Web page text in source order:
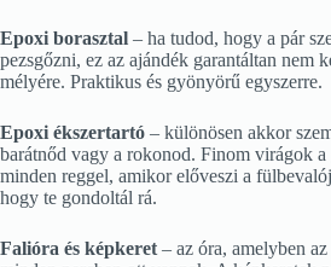
Epoxi borasztal – ha tudod, hogy a pár
pezsgőzni, ez az ajándék garantáltan nem
mélyére. Praktikus és gyönyörű egyszerre.
Epoxi ékszertartó – különösen akkor
barátnőd vagy a rokonod. Finom virágok a
minden reggel, amikor előveszi a
hogy te gondoltál rá.
Falióra és képkeret – az óra, amelyben